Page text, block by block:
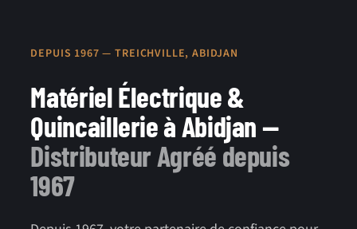
DEPUIS 1967 — TREICHVILLE, ABIDJAN
Matériel Électrique &
Quincaillerie à Abidjan —
Distributeur Agréé depuis
1967